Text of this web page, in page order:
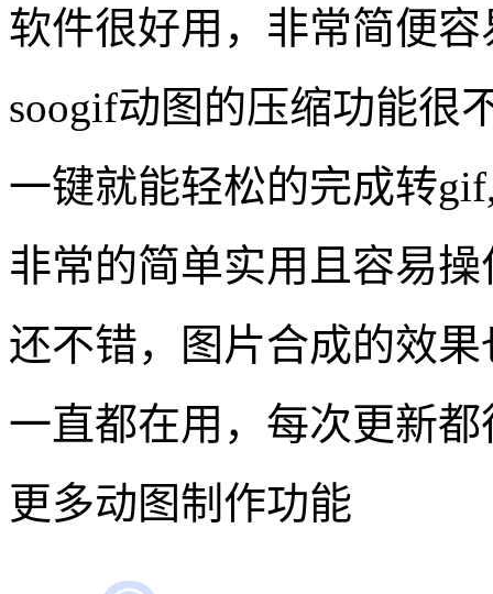
制作难度：★★
制作时间：1分15秒
立即制作
用户使用体验
软件很好用，非常简便
soogif动图的压缩功能很
一键就能轻松的完成转
非常的简单实用且容易